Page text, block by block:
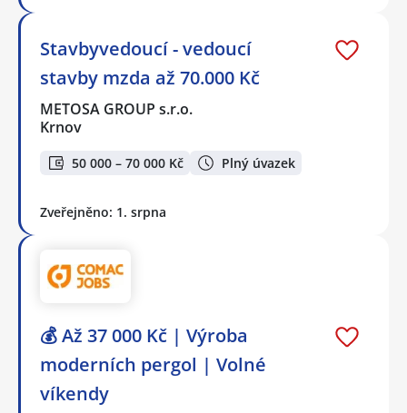
Stavbyvedoucí - vedoucí
stavby mzda až 70.000 Kč
METOSA GROUP s.r.o.
Krnov
50 000 – 70 000 Kč Plný úvazek
Zveřejněno: 1. srpna
💰 Až 37 000 Kč | Výroba
moderních pergol | Volné
víkendy